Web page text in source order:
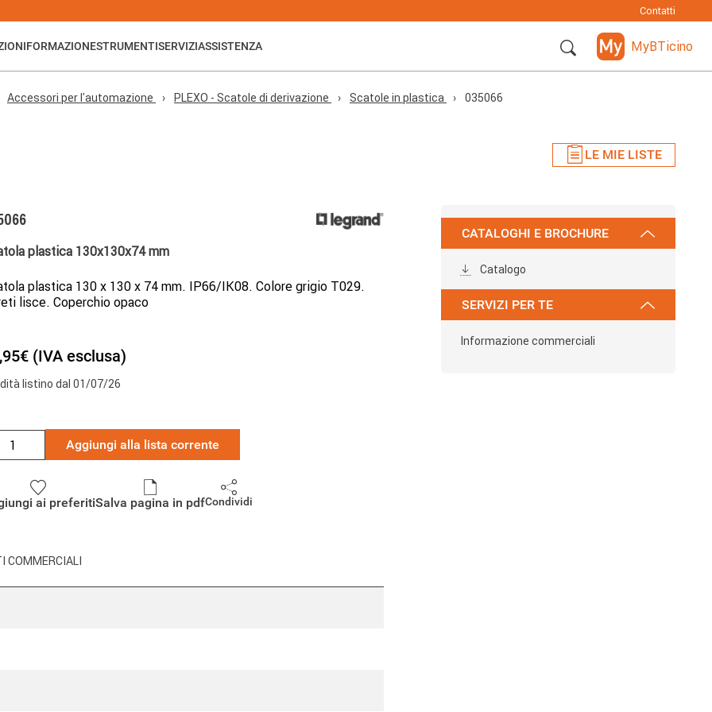
Contatti
FORMAZIONESTRUMENTISERVIZIASSISTENZA MyBTicino
Accessori per l'automazione PLEXO - Scatole di derivazione Scatole in plastica 035066
LE MIE LISTE
plastica 130x130x74 mm
plastica 130 x 130 x 74 mm. IP66/IK08. Colore grigio T029.
lisce. Coperchio opaco
(IVA esclusa)
listino dal 01/07/26
Aggiungi alla lista corrente
ai preferitiSalva pagina in pdfCondividi
COMMERCIALI
CATALOGHI E BROCHURE
Catalogo
SERVIZI PER TE
Informazione commerciali